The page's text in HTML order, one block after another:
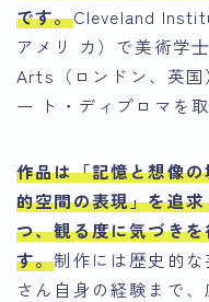
です。Cleveland
アメリ カ）で美術学
Arts（ロンドン、英
ー ト・ディプロマを
作品は「記憶と想像
的空間の表現」を追
つ、観る度に気づき
す。制作には歴史的
さん自身の経験まで